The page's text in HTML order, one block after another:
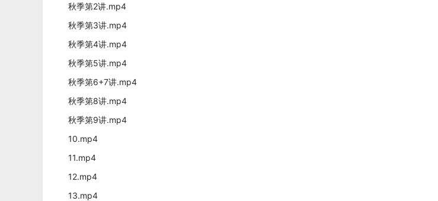
秋季第2讲.mp4
秋季第3讲.mp4
秋季第4讲.mp4
秋季第5讲.mp4
秋季第6+7讲.mp4
秋季第8讲.mp4
秋季第9讲.mp4
10.mp4
11.mp4
12.mp4
13.mp4